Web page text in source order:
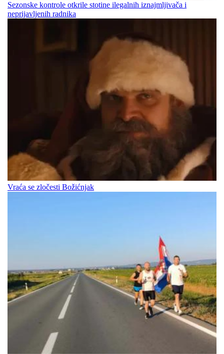
Sezonske kontrole otkrile stotine ilegalnih iznajmljivača i
neprijavljenih radnika
Vraća se zločesti Božićnjak